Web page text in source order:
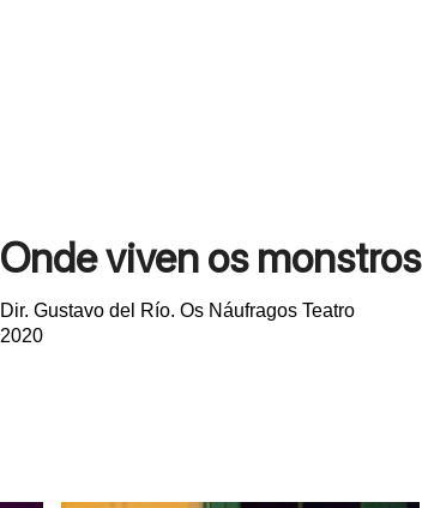
Onde viven os monstros
Dir. Gustavo del Río. Os Náufragos Teatro
2020